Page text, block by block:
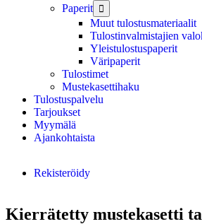
Paperit

Muut tulostusmateriaalit
Tulostinvalmistajien
Yleistulostuspaperit
Väripaperit
Tulostimet
Mustekasettihaku
Tulostuspalvelu
Tarjoukset
Myymälä
Ajankohtaista
Rekisteröidy
Kierrätetty mustekasetti